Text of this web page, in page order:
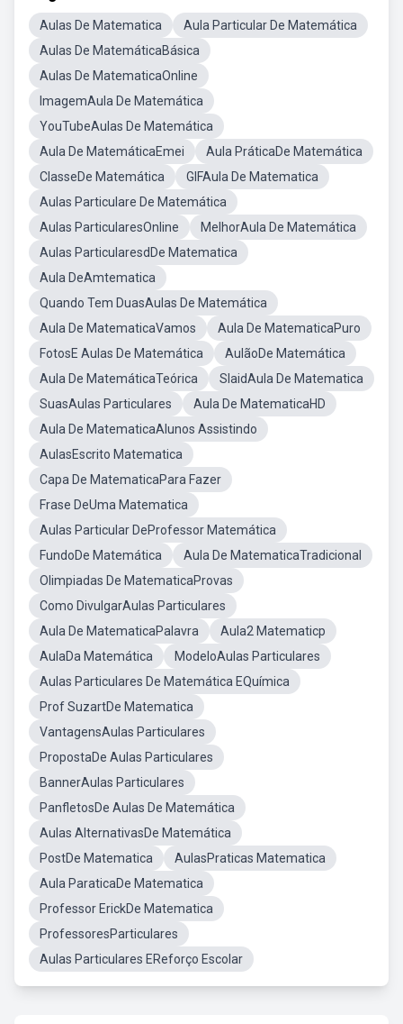
Aulas De Matematica
Aula Particular De Matemática
Aulas De MatemáticaBásica
Aulas De MatematicaOnline
ImagemAula De Matemática
YouTubeAulas De Matemática
Aula De MatemáticaEmei
Aula PráticaDe Matemática
ClasseDe Matemática
GIFAula De Matematica
Aulas Particulare De Matemática
Aulas ParticularesOnline
MelhorAula De Matemática
Aulas ParticularesdDe Matematica
Aula DeAmtematica
Quando Tem DuasAulas De Matemática
Aula De MatematicaVamos
Aula De MatematicaPuro
FotosE Aulas De Matemática
AulãoDe Matemática
Aula De MatemáticaTeórica
SlaidAula De Matematica
SuasAulas Particulares
Aula De MatematicaHD
Aula De MatematicaAlunos Assistindo
AulasEscrito Matematica
Capa De MatematicaPara Fazer
Frase DeUma Matematica
Aulas Particular DeProfessor Matemática
FundoDe Matemática
Aula De MatematicaTradicional
Olimpiadas De MatematicaProvas
Como DivulgarAulas Particulares
Aula De MatematicaPalavra
Aula2 Matematicp
AulaDa Matemática
ModeloAulas Particulares
Aulas Particulares De Matemática EQuímica
Prof SuzartDe Matematica
VantagensAulas Particulares
PropostaDe Aulas Particulares
BannerAulas Particulares
PanfletosDe Aulas De Matemática
Aulas AlternativasDe Matemática
PostDe Matematica
AulasPraticas Matematica
Aula ParaticaDe Matematica
Professor ErickDe Matematica
ProfessoresParticulares
Aulas Particulares EReforço Escolar